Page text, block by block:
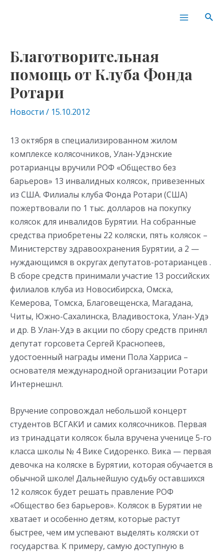
Main
Благотворительная
помощь от Клуба Фонда
Ротари
Новости / 15.10.2012
13 октября в специализированном жилом
комплексе колясочников, Улан-Удэнские
ротарианцы вручили РОФ «Общество без
барьеров» 13 инвалидных колясок, привезенных
из США. Филиалы клуба Фонда Ротари (США)
пожертвовали по 1 тыс. долларов на покупку
колясок для инвалидов Бурятии. На собранные
средства приобретены 22 коляски, пять колясок –
Министерству здравоохранения Бурятии, а 2 —
нуждающимся в округах депутатов-ротарианцев .
В сборе средств принимали участие 13 российских
филиалов клуба из Новосибирска, Омска,
Кемерова, Томска, Благовещенска, Магадана,
Читы, Южно-Сахалинска, Владивостока, Улан-Удэ
и др. В Улан-Удэ в акции по сбору средств принял
депутат горсовета Сергей Краснопеев,
удостоенный награды имени Пола Харриса –
основателя международной организации Ротари
Интернешнл.
Вручение сопровождал небольшой концерт
студентов ВСГАКИ и самих колясочников. Первая
из тринадцати колясок была вручена ученице 5-го
класса школы № 4 Вике Сидоренко. Вика — первая
девочка на коляске в Бурятии, которая обучается в
обычной школе! Дальнейшую судьбу оставшихся
12 колясок будет решать правление РОФ
«Общество без барьеров». Колясок в Бурятии не
хватает и особенно детям, которые растут
быстрее, чем им успевают выделять коляски от
государства. К примеру, самую доступную в